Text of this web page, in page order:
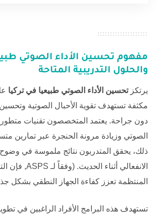
مفهوم تحسين الأداء الصوتي
والحلول التدريبية المتاحة
يرتكزتحسين الأداء الصوتي طبيعيا في تركيا
مكثفة تستهدف تقوية الأحبال الصوتية
دون جراحة. يعتمد المتخصصون تقنيات
الصوتي وزيادة مرونة الحنجرة عبر تمارين
ذلك، يحقق المتدربون نتائج ملموسة في وضوح
الانفعالي أثناء الحديث. (وفقاً لـ ASPS, فإن
المنتظمة تعزز كفاءة الجهاز النطقي بشكل
تستهدف هذه البرامج الأفراد الراغبين في